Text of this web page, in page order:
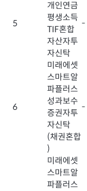
5
개인연금
평생소득
TIF혼합
자산자투
자신탁
-
6
미래에셋
스마트알
파플러스
성과보수
증권자투
자신탁
(채권혼합
)
-
미래에셋
스마트알
파플러스